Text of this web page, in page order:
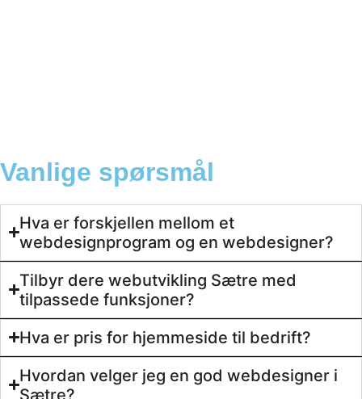
Vanlige spørsmål
Hva er forskjellen mellom et
webdesignprogram og en webdesigner?
Tilbyr dere webutvikling Sætre med
tilpassede funksjoner?
Hva er pris for hjemmeside til bedrift?
Hvordan velger jeg en god webdesigner i
Sætre?
funksjoner.
Nødvendig
Preferanser
Statistikk
Markedsføring